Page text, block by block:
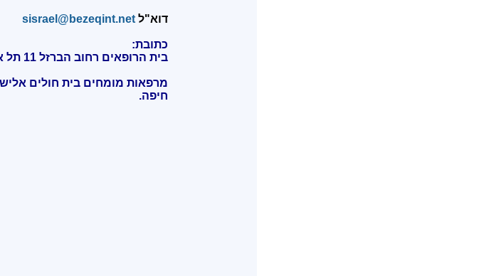
דוא"ל sisrael@bezeqint.net
כתובת:
בית הרופאים רחוב הברזל 11 תל אביב.
חיפה.